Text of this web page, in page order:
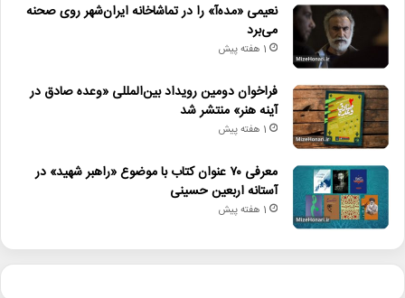
نعیمی «مده‌آ» را در تماشاخانه ایران‌شهر روی صحنه
می‌برد
1 هفته پیش
فراخوان دومین رویداد بین‌المللی «وعده صادق در
آینه هنر» منتشر شد
1 هفته پیش
معرفی ۷۰ عنوان کتاب با موضوع «راهبر شهید» در
آستانه اربعین حسینی
1 هفته پیش